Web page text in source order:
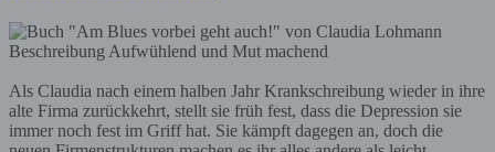
Beschreibung Aufwühlend und Mut machend
Als Claudia nach einem halben Jahr Krankschreibung wieder in ihre
alte Firma zurückkehrt, stellt sie früh fest, dass die Depression sie
immer noch fest im Griff hat. Sie kämpft dagegen an, doch die